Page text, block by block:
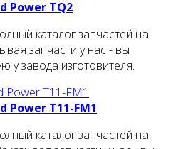
Power TQ2
каталог запчастей на
запчасти у нас - вы
у завода изготовителя.
Power T11-FM1
каталог запчастей на